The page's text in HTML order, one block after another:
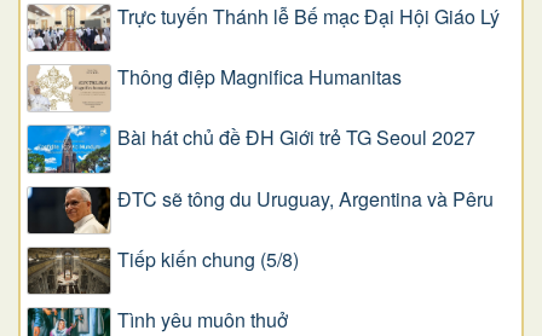
Trực tuyến Thánh lễ Bế mạc Đại Hội Giáo Lý
Thông điệp Magnifica Humanitas
Bài hát chủ đề ĐH Giới trẻ TG Seoul 2027
ĐTC sẽ tông du Uruguay, Argentina và Pêru
Tiếp kiến chung (5/8)
Tình yêu muôn thuở